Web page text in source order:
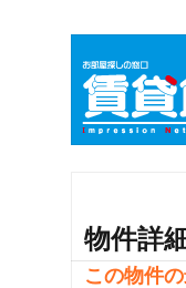
物件詳
この物件